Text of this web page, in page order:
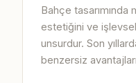
Bahçe tasarımında
estetiğini ve
unsurdur. Son
benzersiz